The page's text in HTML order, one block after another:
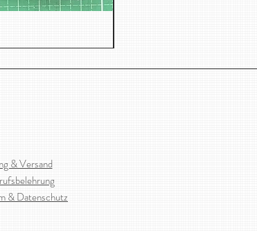
& Versand
& Datenschutz